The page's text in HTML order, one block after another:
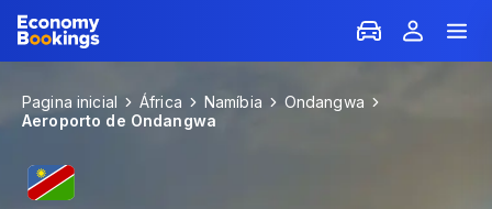
Pagina inicial África Namíbia
Ondangwa
Aeroporto de Ondangwa